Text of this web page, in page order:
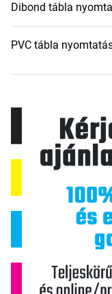
Dibond tábla
PVC tábla